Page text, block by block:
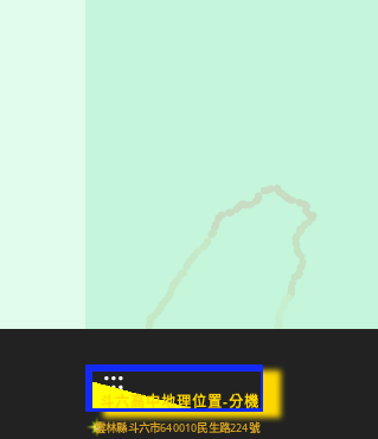
:::
斗六高中地理位置-分機
雲林縣斗六市640010民生路224號